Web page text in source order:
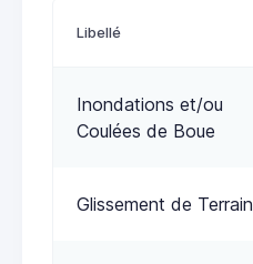
Libellé
Inondations et/ou
Coulées de Boue
Glissement de Terrain